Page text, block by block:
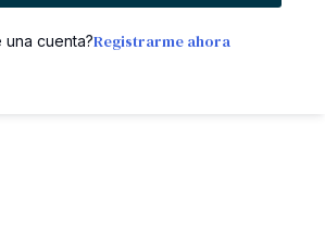
una cuenta?Registrarme ahora